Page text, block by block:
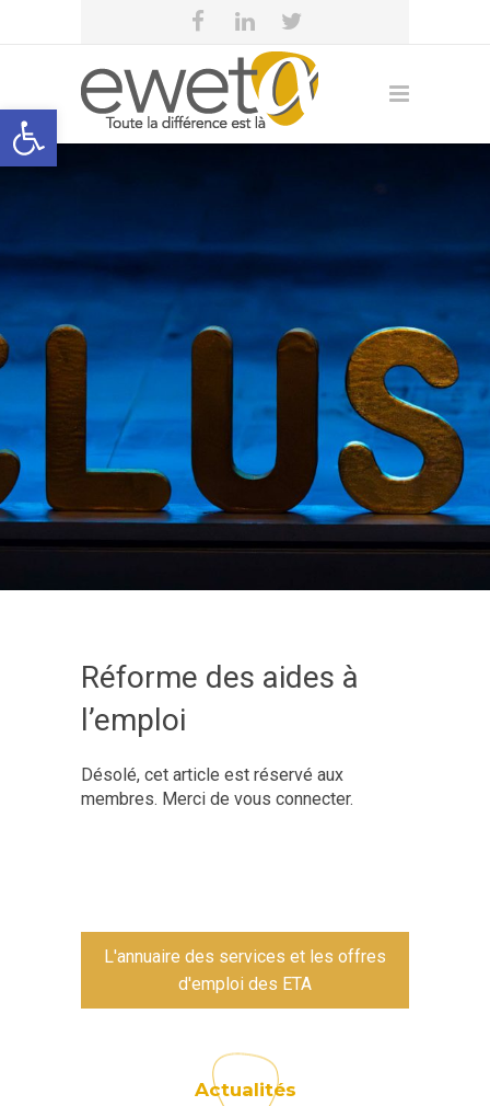
Open toolbar
eweta
Réforme des aides à
l’emploi
Désolé, cet article est réservé aux
membres. Merci de vous connecter.
L'annuaire des services et les offres
d'emploi des ETA
Actualités